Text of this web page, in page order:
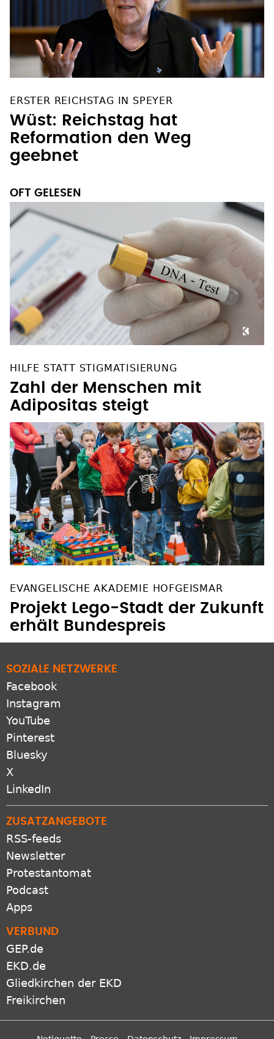
Wüst: Reichstag hat
Reformation den Weg
geebnet
Zahl der Menschen mit
Adipositas steigt
Projekt Lego-Stadt der Zukunft
erhält Bundespreis
Facebook
Instagram
YouTube
Pinterest
Bluesky
X
LinkedIn
RSS-feeds
Newsletter
Protestantomat
Podcast
Apps
GEP.de
EKD.de
Gliedkirchen der EKD
Freikirchen